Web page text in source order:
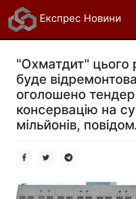
Експрес Новини
"Охматдит" цього
буде
оголошено
консервацію на
мільйонів,